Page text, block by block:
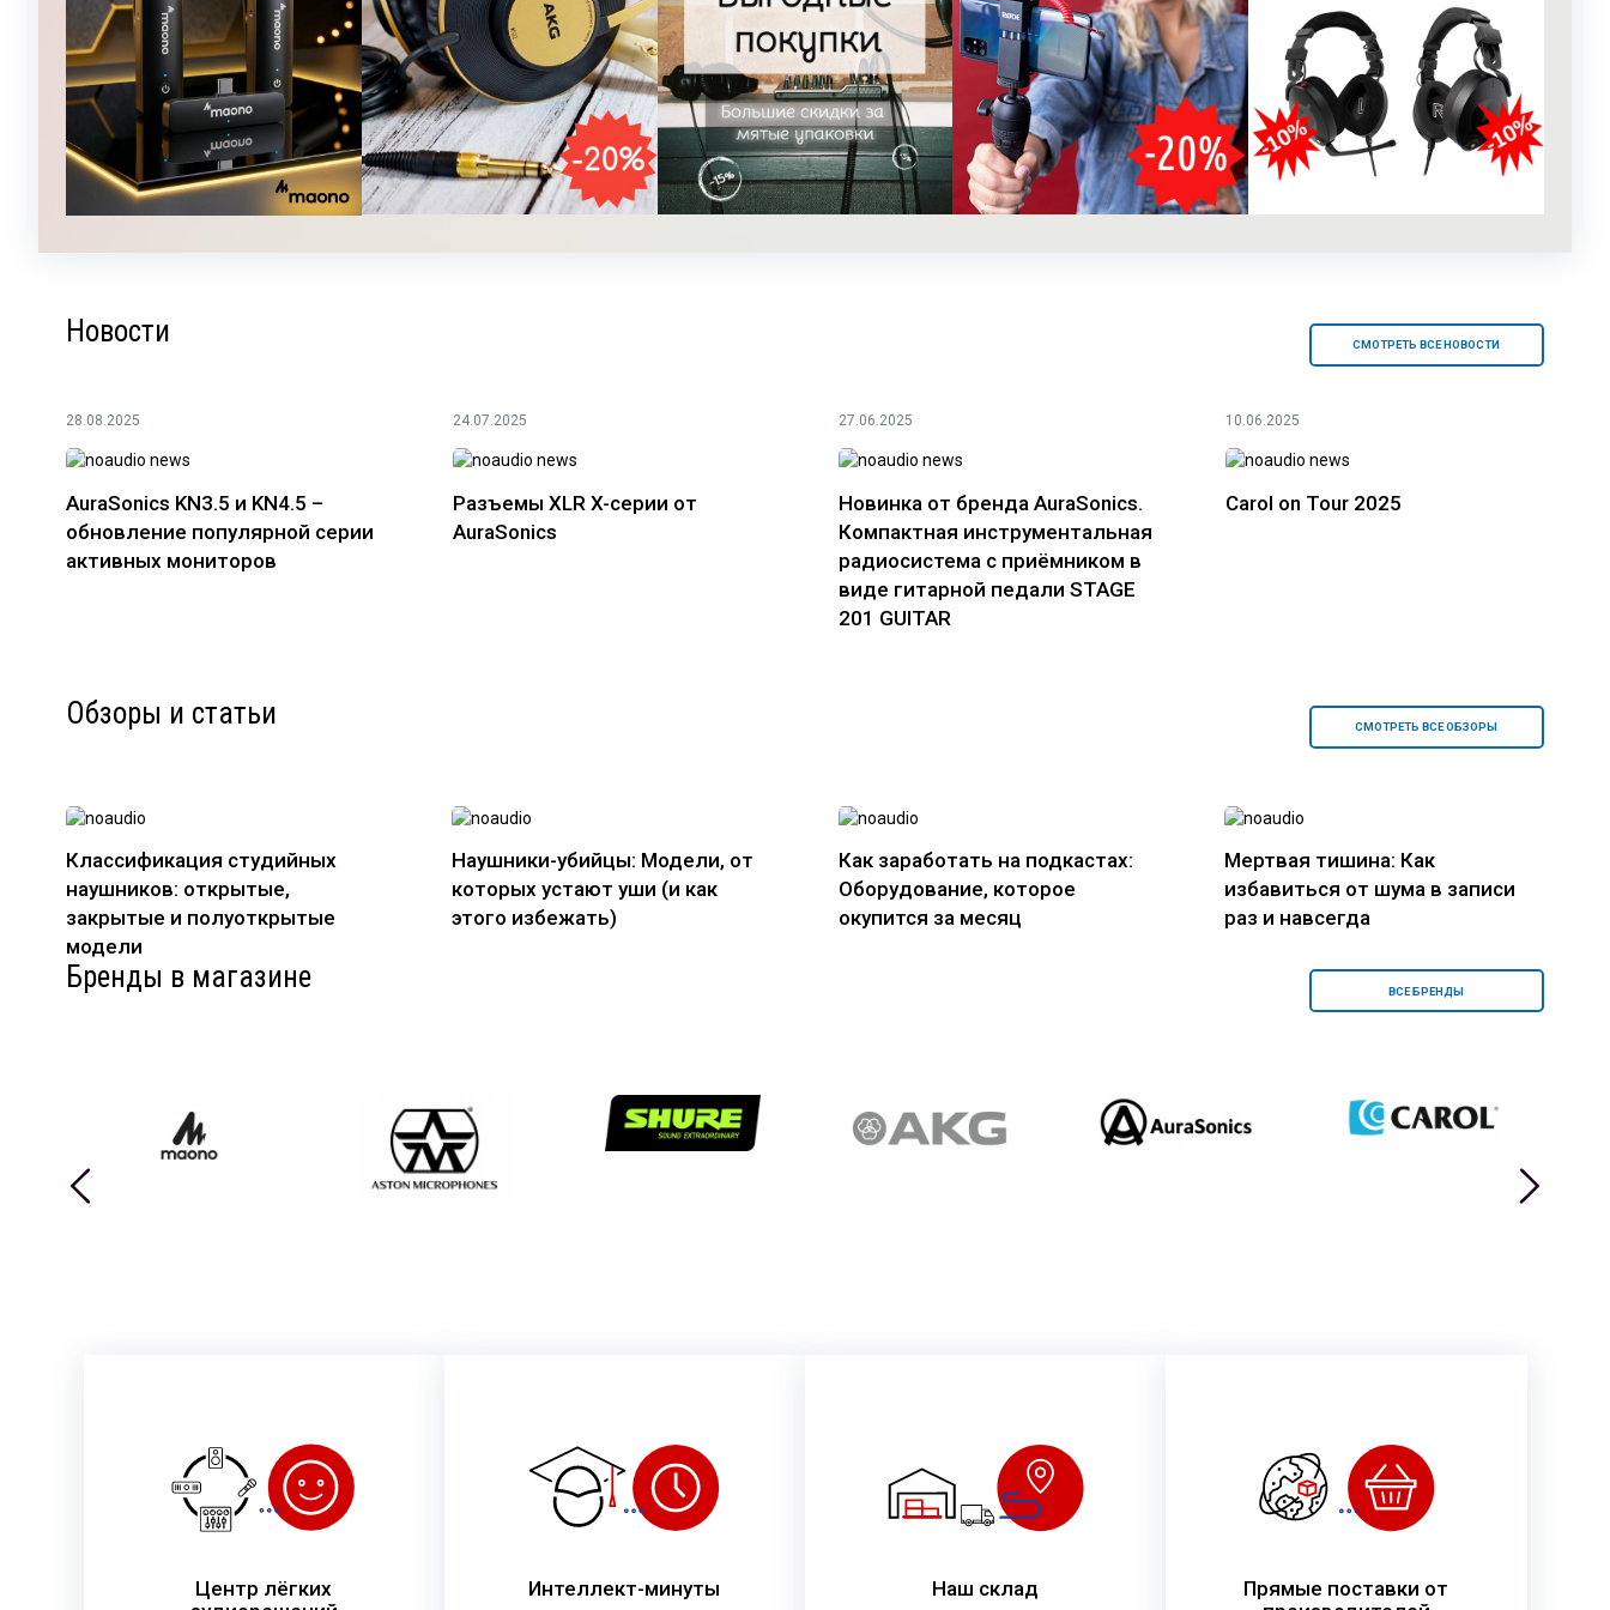
Новости СМОТРЕТЬ ВСЕ НОВОСТИ
28.08.2025
AuraSonics KN3.5 и KN4.5 –
обновление популярной серии
активных мониторов
24.07.2025
Разъемы XLR X-серии от
AuraSonics
27.06.2025
Новинка от бренда AuraSonics.
Компактная инструментальная
радиосистема с приёмником в
виде гитарной педали STAGE
201 GUITAR
10.06.2025
Carol on Tour 2025
Обзоры и статьи СМОТРЕТЬ ВСЕ ОБЗОРЫ
Классификация студийных
наушников: открытые,
закрытые и полуоткрытые
модели
Наушники-убийцы: Модели, от
которых устают уши (и как
этого избежать)
Как заработать на подкастах:
Оборудование, которое
окупится за месяц
Мертвая тишина: Как
избавиться от шума в записи
раз и навсегда
Бренды в магазине ВСЕ БРЕНДЫ
Центр лёгких
Интеллект-минуты Наш склад
Прямые поставки от